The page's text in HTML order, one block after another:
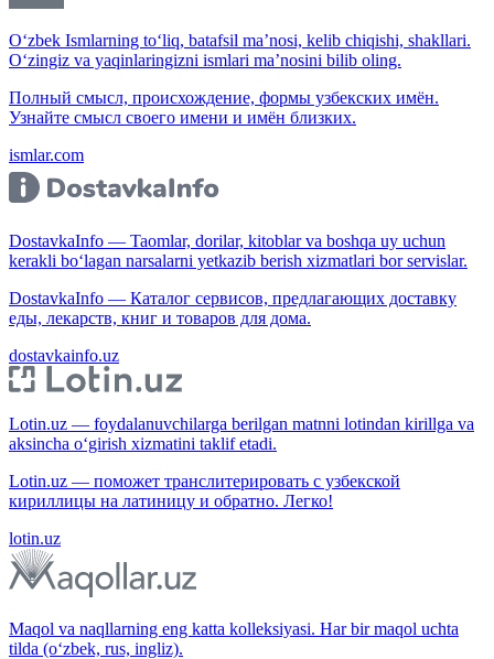
O‘zbek Ismlarning to‘liq, batafsil ma’nosi, kelib chiqishi, shakllari.
O‘zingiz va yaqinlaringizni ismlari ma’nosini bilib oling.
Полный смысл, происхождение, формы узбекских имён.
Узнайте смысл своего имени и имён близких.
ismlar.com
DostavkaInfo — Taomlar, dorilar, kitoblar va boshqa uy uchun
kerakli bo‘lagan narsalarni yetkazib berish xizmatlari bor servislar.
DostavkaInfo — Каталог сервисов, предлагающих доставку
еды, лекарств, книг и товаров для дома.
dostavkainfo.uz
Lotin.uz — foydalanuvchilarga berilgan matnni lotindan kirillga va
aksincha o‘girish xizmatini taklif etadi.
Lotin.uz — поможет транслитерировать с узбекской
кириллицы на латиницу и обратно. Легко!
lotin.uz
Maqol va naqllarning eng katta kolleksiyasi. Har bir maqol uchta
tilda (o‘zbek, rus, ingliz).